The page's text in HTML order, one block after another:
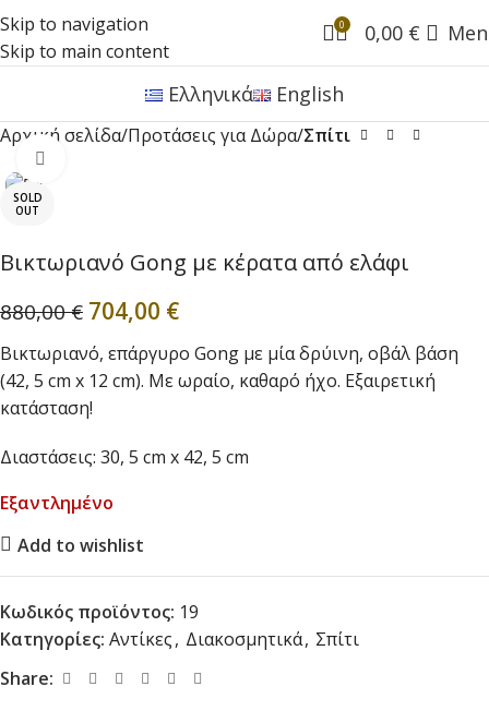
Skip to navigation
Skip to main content
0 0,00 €
Ελληνικά English
Αρχική σελίδα Προτάσεις για Δώρα Σπίτι
SOLD
OUT
Βικτωριανό Gong με κέρατα από ελάφι
880,00€ 704,00 €
Βικτωριανό, επάργυρο Gong με μία δρύινη, οβάλ βάση
(42, 5 cm x 12 cm). Με ωραίο, καθαρό ήχο. Εξαιρετική
κατάσταση!
Διαστάσεις: 30, 5 cm x 42, 5 cm
Εξαντλημένο
Add to wishlist
Κωδικός προϊόντος: 19
Κατηγορίες: Αντίκες, Διακοσμητικά, Σπίτι
Share: